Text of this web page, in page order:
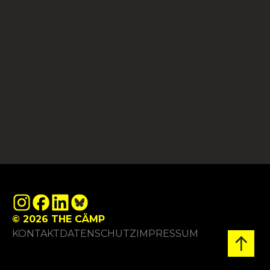
© 2026 THE CÄMP
KONTAKTDATENSCHUTZIMPRESSUM